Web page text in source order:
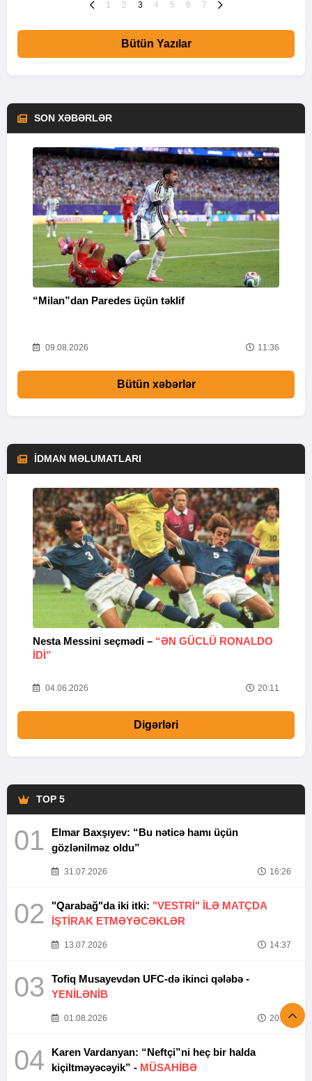
1 2 3 4 5 6 7
Bütün Yazılar
SON XƏBƏRLƏR
“Milan”dan Paredes üçün təklif
09.08.2026 11:36
Bütün xəbərlər
İDMAN MƏLUMATLARI
Nesta Messini seçmədi – “ƏN GÜCLÜ RONALDO
IDI”
04.06.2026 20:11
Digərləri
TOP 5
01
Elmar Baxşıyev: “Bu nəticə hamı üçün
gözlənilməz oldu”
31.07.2026 16:26
02 "Qarabağ"da iki itki: "VESTRİ" İLƏ MATÇDA
İŞTİRAK ETMƏYƏCƏKLƏR
13.07.2026 14:37
03
Tofiq Musayevdən UFC-də ikinci qələbə -
YENİLƏNİB
01.08.2026 20:52
04
Karen Vardanyan: “Neftçi”ni heç bir halda
kiçiltməyəcəyik” - MÜSAHİBƏ